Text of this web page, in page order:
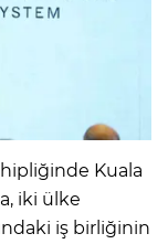
Kuala
iki ülke
iş birliğinin